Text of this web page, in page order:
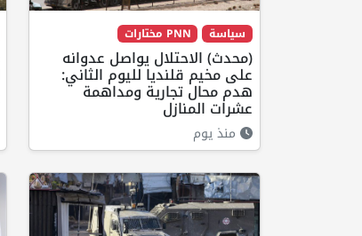
سياسة PNN مختارات
(محدث) الاحتلال يواصل عدوانه
على مخيم قلنديا لليوم الثاني:
هدم محال تجارية ومداهمة
عشرات المنازل
منذ يوم